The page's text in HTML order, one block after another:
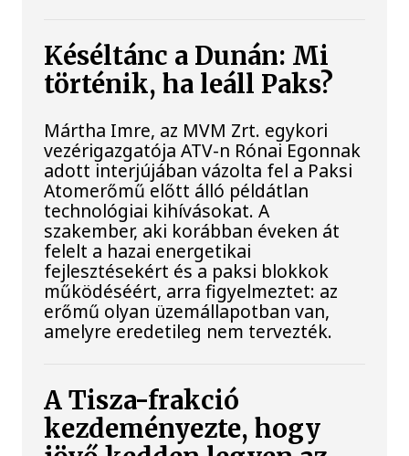
Késéltánc a Dunán: Mi
történik, ha leáll Paks?
Mártha Imre, az MVM Zrt. egykori
vezérigazgatója ATV-n Rónai Egonnak
adott interjújában vázolta fel a Paksi
Atomerőmű előtt álló példátlan
technológiai kihívásokat. A
szakember, aki korábban éveken át
felelt a hazai energetikai
fejlesztésekért és a paksi blokkok
működéséért, arra figyelmeztet: az
erőmű olyan üzemállapotban van,
amelyre eredetileg nem tervezték.
A Tisza-frakció
kezdeményezte, hogy